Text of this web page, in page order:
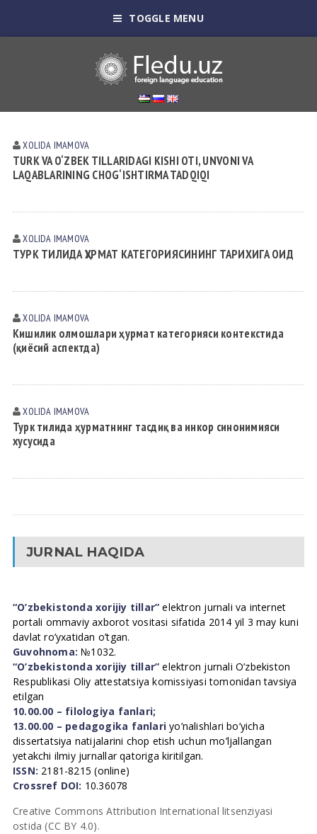
TOGGLE MENU
XOLIDA IMАMOVА
TURK VA O‘ZBEK TILLARIDAGI KISHI OTI, UNVONI VA
LAQABLARINING CHOG‘ISHTIRMA TADQIQI
XOLIDA IMАMOVА
ТУРК ТИЛИДА ҲУРМАТ КАТЕГОРИЯСИНИНГ ТАРИХИГА ОИД
XOLIDA IMАMOVА
Кишилик олмошлари ҳурмат категорияси контекстида
(қиёсий аспектда)
XOLIDA IMАMOVА
Турк тилида ҳурматнинг тасдиқ ва инкор синонимияси
хусусида
JURNAL HAQIDA
“O’zbekistonda xorijiy tillar” elektron jurnali va internet
portali ommaviy axborot vositasi sifatida 2014 yil 3 may kuni
davlat ro’yxatidan o’tgan.
Guvohnoma: №1032.
“O’zbekistonda xorijiy tillar” elektron jurnali O’zbekiston
Respublikasi Oliy attestatsiya komissiyasi tomonidan tavsiya
etilgan
10.00.00 – filologiya fanlari;
13.00.00 – pedagogika fanlari yo’nalishlari bo’yicha
dissertatsiya natijalarini chop etish uchun mo’ljallangan
yetakchi ilmiy jurnallar qatoriga kiritilgan.
ISSN: 2181-8215 (online)
Crossref DOI: 10.36078
Creative Commons Attribution International litsenziyasi
ostida (CC BY 4.0).